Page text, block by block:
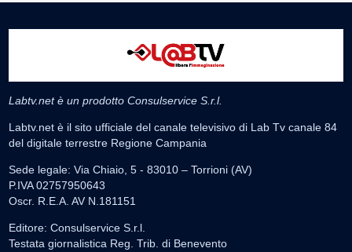
Labtv.net è un prodotto Consulservice S.r.l.
Labtv.net è il sito ufficiale del canale televisivo di Lab Tv canale 84
del digitale terrestre Regione Campania
Sede legale: Via Chiaio, 5 - 83010 – Torrioni (AV)
P.IVA 02757950643
Oscr. R.E.A. AV N.181151
Editore: Consulservice S.r.l.
Testata giornalistica Reg. Trib. di Benevento